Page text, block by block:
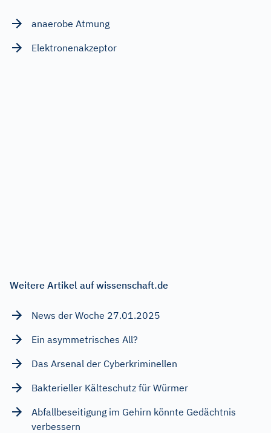
anaerobe Atmung
Elektronenakzeptor
Weitere Artikel auf wissenschaft.de
News der Woche 27.01.2025
Ein asymmetrisches All?
Das Arsenal der Cyberkriminellen
Bakterieller Kälteschutz für Würmer
Abfallbeseitigung im Gehirn könnte Gedächtnis
verbessern